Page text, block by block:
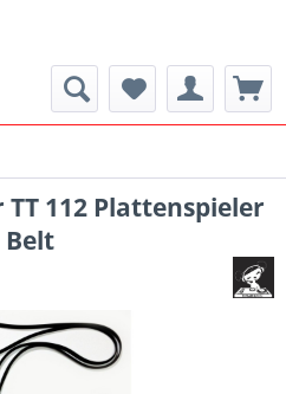
112 Plattenspieler